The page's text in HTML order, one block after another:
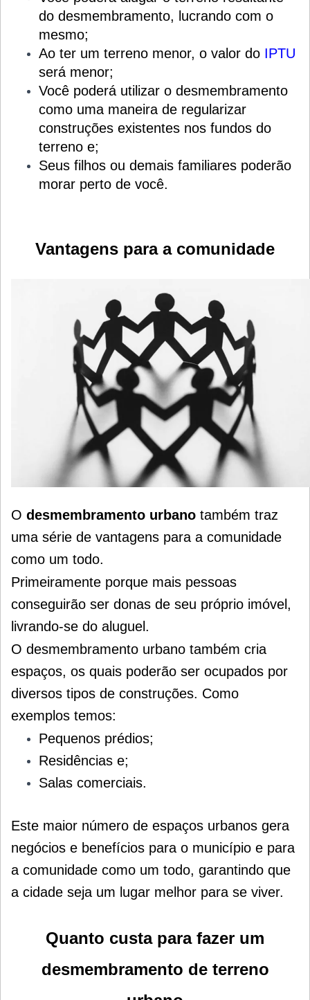
do desmembramento, lucrando com o
mesmo;
Ao ter um terreno menor, o valor do IPTU
será menor;
Você poderá utilizar o desmembramento
como uma maneira de regularizar
construções existentes nos fundos do
terreno e;
Seus filhos ou demais familiares poderão
morar perto de você.
Vantagens para a comunidade
O desmembramento urbano também traz
uma série de vantagens para a comunidade
como um todo.
Primeiramente porque mais pessoas
conseguirão ser donas de seu próprio imóvel,
livrando-se do aluguel.
O desmembramento urbano também cria
espaços, os quais poderão ser ocupados por
diversos tipos de construções. Como
exemplos temos:
Pequenos prédios;
Residências e;
Salas comerciais.
Este maior número de espaços urbanos gera
negócios e benefícios para o município e para
a comunidade como um todo, garantindo que
a cidade seja um lugar melhor para se viver.
Quanto custa para fazer um
desmembramento de terreno